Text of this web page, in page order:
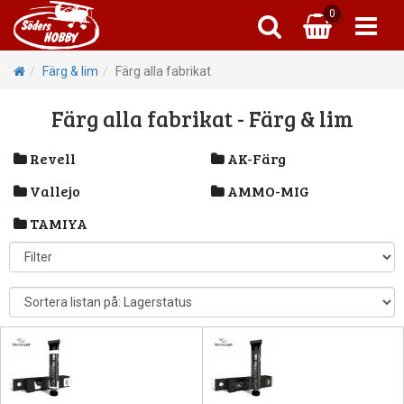
0
Färg & lim Färg alla fabrikat
Färg alla fabrikat - Färg & lim
Revell
AK-Färg
Vallejo
AMMO-MIG
TAMIYA